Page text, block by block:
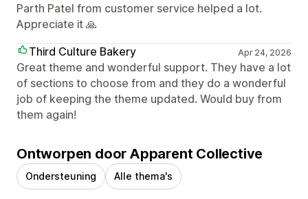
Parth Patel from customer service helped a lot.
Appreciate it 🙏
Third Culture Bakery
Apr 24, 2026
Great theme and wonderful support. They have a lot
of sections to choose from and they do a wonderful
job of keeping the theme updated. Would buy from
them again!
Ontworpen door Apparent Collective
Ondersteuning Alle thema's